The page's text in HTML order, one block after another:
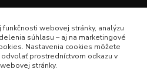
webovej stránky, analýzu
súhlasu – aj na marketingové
Nastavenia cookies môžete
prostredníctvom odkazu v
stránky.